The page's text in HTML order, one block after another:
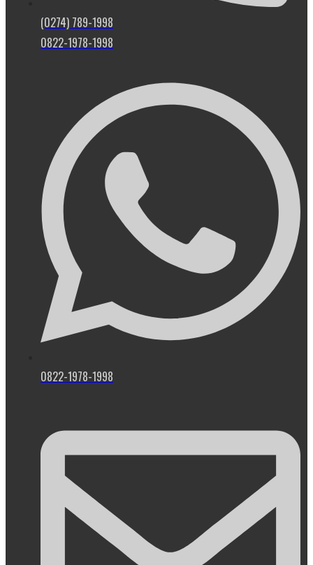
(0274) 789-1998
0822-1978-1998
0822-1978-1998